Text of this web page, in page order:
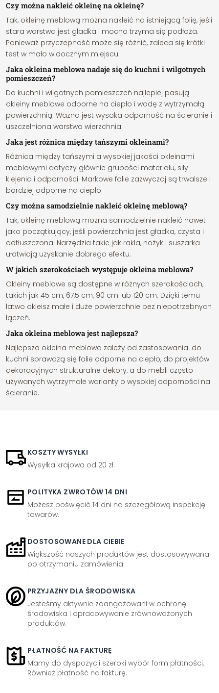
Czy można nakleić okleinę na okleinę?
Tak, okleinę meblową można nakleić na istniejącą folię, jeśli
stara warstwa jest gładka i mocno trzyma się podłoża.
Ponieważ przyczepność może się różnić, zaleca się krótki
test w mało widocznym miejscu.
Jaka okleina meblowa nadaje się do kuchni i wilgotnych
pomieszczeń?
Do kuchni i wilgotnych pomieszczeń najlepiej pasują
okleiny meblowe odporne na ciepło i wodę z wytrzymałą
powierzchnią. Ważna jest wysoka odporność na ścieranie i
uszczelniona warstwa wierzchnia.
Jaka jest różnica między tańszymi okleinami?
Różnica między tańszymi a wysokiej jakości okleinami
meblowymi dotyczy głównie grubości materiału, siły
klejenia i odporności. Markowe folie zazwyczaj są trwalsze i
bardziej odporne na ciepło.
Czy można samodzielnie nakleić okleinę meblową?
Tak, okleinę meblową można samodzielnie nakleić nawet
jako początkujący, jeśli powierzchnia jest gładka, czysta i
odtłuszczona. Narzędzia takie jak rakla, nożyk i suszarka
ułatwiają uzyskanie dobrego efektu.
W jakich szerokościach występuje okleina meblowa?
Okleiny meblowe są dostępne w różnych szerokościach,
takich jak 45 cm, 67,5 cm, 90 cm lub 120 cm. Dzięki temu
łatwo okleisz małe i duże powierzchnie bez niepotrzebnych
łączeń.
Jaka okleina meblowa jest najlepsza?
Najlepsza okleina meblowa zależy od zastosowania: do
kuchni sprawdzą się folie odporne na ciepło, do projektów
dekoracyjnych strukturalne dekory, a do mebli często
używanych wytrzymałe warianty o wysokiej odporności na
ścieranie.
KOSZTY WYSYŁKI
Wysyłka krajowa od 20 zł.
POLITYKA ZWROTÓW 14 DNI
Możesz poświęcić 14 dni na szczegółową inspekcję
towarów.
DOSTOSOWANE DLA CIEBIE
Większość naszych produktów jest dostosowywana
po otrzymaniu zamówienia.
PRZYJAZNY DLA ŚRODOWISKA
Jesteśmy aktywnie zaangażowani w ochronę
środowiska i opracowywanie zrównoważonych
produktów.
PŁATNOŚĆ NA FAKTURĘ
Mamy do dyspozycji szeroki wybór form płatności.
Również płatność na fakturę.